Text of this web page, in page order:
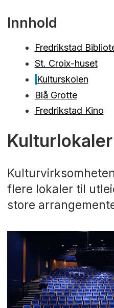
Innhold
Fredrikstad
St. Croix-huset
Kulturskolen
Blå Grotte
Fredrikstad Kino
flere lokaler til
store